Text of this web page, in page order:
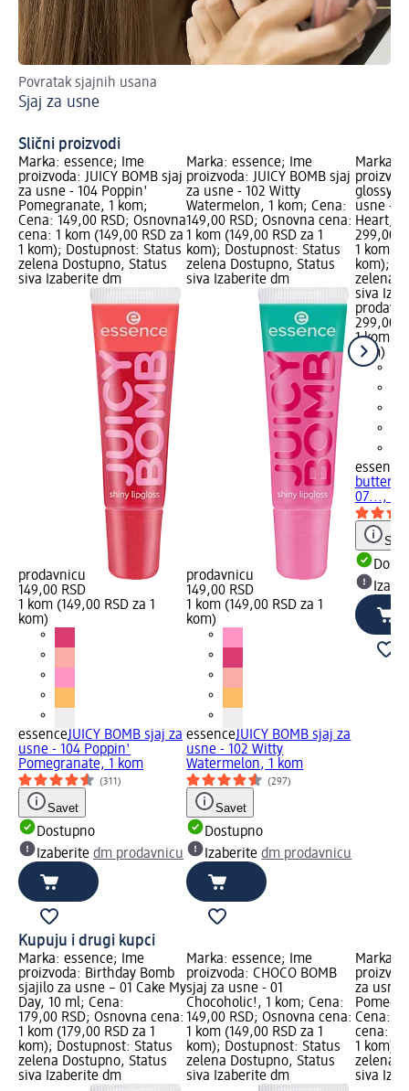
Povratak sjajnih usana
Sjaj za usne
Slični proizvodi
Marka: essence; Ime
proizvoda: JUICY BOMB sjaj
za usne - 104 Poppin'
Pomegranate, 1 kom;
Cena: 149,00 RSD; Osnovna
cena: 1 kom (149,00 RSD za
1 kom); Dostupnost: Status
zelena Dostupno, Status
siva Izaberite dm
prodavnicu
149,00 RSD
1 kom (149,00 RSD za 1
kom)
essenceJUICY BOMB sjaj za
usne - 104 Poppin'
Pomegranate, 1 kom
(311)
Savet
Dostupno
Izaberite dm prodavnicu
Marka: essence; Ime
proizvoda: JUICY BOMB sjaj
za usne - 102 Witty
Watermelon, 1 kom; Cena:
149,00 RSD; Osnovna cena:
1 kom (149,00 RSD za 1
kom); Dostupnost: Status
zelena Dostupno, Status
siva Izaberite dm
prodavnicu
149,00 RSD
1 kom (149,00 RSD za 1
kom)
essenceJUICY BOMB sjaj za
usne - 102 Witty
Watermelon, 1 kom
(297)
Savet
Dostupno
Izaberitedm prodavnicu
Marka:
glossy
usne -
Heart, 1
299,00
1 kom
kom);
zelena
siva
299,00
1 kom
kom)
essence
butter
07..., 1
Kupuju i drugi kupci
Marka: essence; Ime
proizvoda: Birthday Bomb
sjajilo za usne – 01 Cake My
Day, 10 ml; Cena:
179,00 RSD; Osnovna cena:
1 kom (179,00 RSD za 1
kom); Dostupnost: Status
zelena Dostupno, Status
siva Izaberite dm
Marka: essence; Ime
proizvoda: CHOCO BOMB
sjaj za usne - 01
Chocoholic!, 1 kom; Cena:
149,00 RSD; Osnovna cena:
1 kom (149,00 RSD za 1
kom); Dostupnost: Status
zelena Dostupno, Status
siva Izaberite dm
Marka:
za usne
Cena:
cena: 1
1 kom);
zelena
siva